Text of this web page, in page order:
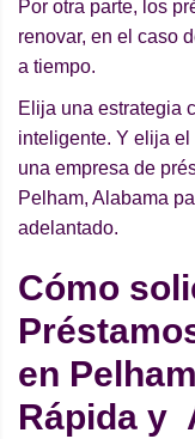
Por otra parte, los
renovar, en el caso
a tiempo.
Elija una estrategia
inteligente. Y elija
una empresa de
Pelham, Alabama
adelantado.
Cómo
en
Rápida y